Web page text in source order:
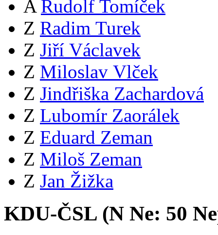
A Rudolf Tomíček
Z Radim Turek
Z Jiří Václavek
Z Miloslav Vlček
Z Jindřiška Zachardová
Z Lubomír Zaorálek
Z Eduard Zeman
Z Miloš Zeman
Z Jan Žižka
KDU-ČSL (N Ne: 50